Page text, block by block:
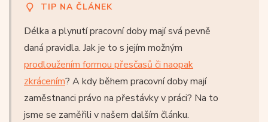
TIP NA ČLÁNEK
Délka a plynutí pracovní doby mají svá pevně
daná pravidla. Jak je to s jejím možným
prodloužením formou přesčasů či naopak
zkrácením? A kdy během pracovní doby mají
zaměstnanci právo na přestávky v práci? Na to
jsme se zaměřili v našem dalším článku.